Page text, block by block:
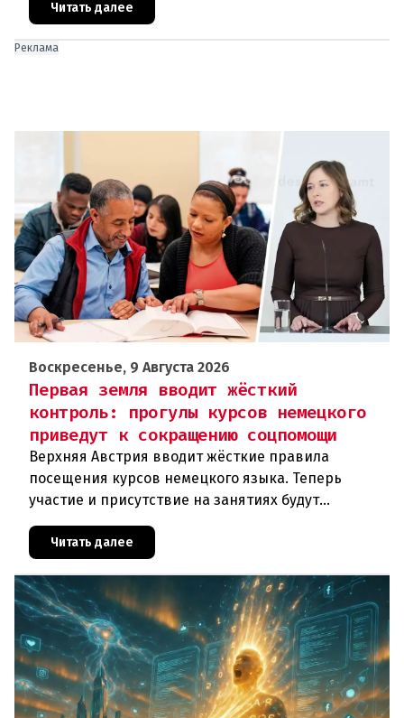
закупили значительно больше газ
Читать далее
Реклама
Воскресенье, 9 Августа 2026
Первая земля вводит жёсткий
контроль: прогулы курсов немецкого
приведут к сокращению соцпомощи
Верхняя Австрия вводит жёсткие правила
посещения курсов немецкого языка. Теперь
участие и присутствие на занятиях будут
Те, кто без уважительной причины про
Читать далее